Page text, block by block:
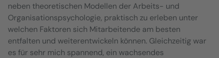
neben theoretischen Modellen der Arbeits- und
Organisationspsychologie, praktisch zu erleben unter
welchen Faktoren sich Mitarbeitende am besten
entfalten und weiterentwickeln können. Gleichzeitig war
es für sehr mich spannend, ein wachsendes